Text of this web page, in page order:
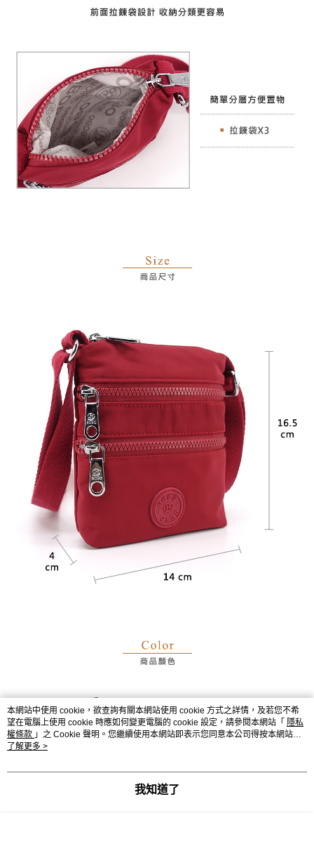
本網站中使用 cookie，欲查詢有關本網站使用 cookie 方式之詳情，及若您不希
望在電腦上使用 cookie 時應如何變更電腦的 cookie 設定，請參閱本網站「 隱私
權條款 」之 Cookie 聲明。您繼續使用本網站即表示您同意本公司得按本網站使
用條款之 Cookie 聲明使用 cookie。
了解更多 >
我知道了